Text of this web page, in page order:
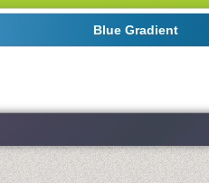
Blue Gradient